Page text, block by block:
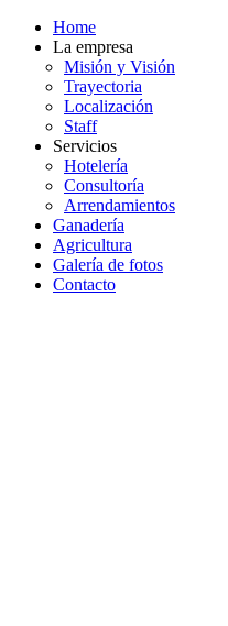
Home
La empresa
Misión y Visión
Trayectoria
Localización
Staff
Servicios
Hotelería
Consultoría
Arrendamientos
Ganadería
Agricultura
Galería de fotos
Contacto